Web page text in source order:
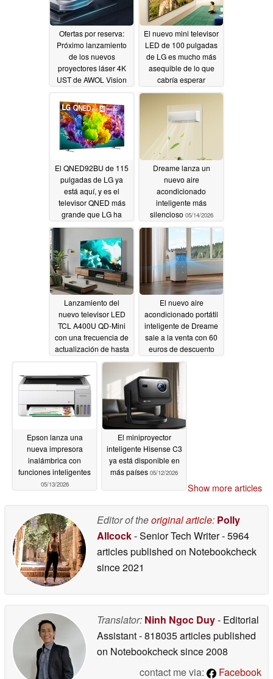
Ofertas por reserva:
Próximo lanzamiento
de los nuevos
proyectores láser 4K
UST de AWOL Vision
El nuevo mini televisor
LED de 100 pulgadas
de LG es mucho más
asequible de lo que
cabría esperar
05/14/2026
El QNED92BU de 115
pulgadas de LG ya
está aquí, y es el
televisor QNED más
grande que LG ha
fabricado nunca
05/14/2026
Dreame lanza un
nuevo aire
acondicionado
inteligente más
silencioso 05/14/2026
Lanzamiento del
nuevo televisor LED
TCL A400U QD-Mini
con una frecuencia de
actualización de hasta
05/14/2026
El nuevo aire
acondicionado portátil
inteligente de Dreame
sale a la venta con 60
euros de descuento
05/13/2026
Epson lanza una
nueva impresora
inalámbrica con
funciones inteligentes
05/13/2026
El miniproyector
inteligente Hisense C3
ya está disponible en
más países 05/12/2026
Show more articles
Editor of theoriginal article: Polly
Allcock- Senior Tech Writer- 5964
articles published on Notebookcheck
since 2021
Translator: Ninh Ngoc Duy- Editorial
Assistant- 818035 articles published
on Notebookchecksince 2008
contact me via:
Facebook